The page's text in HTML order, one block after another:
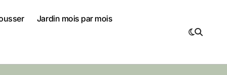
Jardin mois par mois